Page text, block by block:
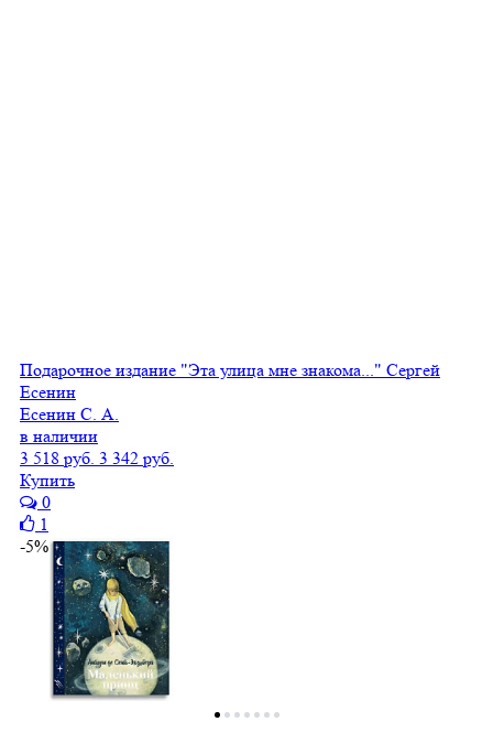
Подарочное издание "Эта улица мне знакома..." Сергей
Есенин
Есенин С. А.
в наличии
3 518 руб. 3 342 руб.
Купить
0
1
-5%